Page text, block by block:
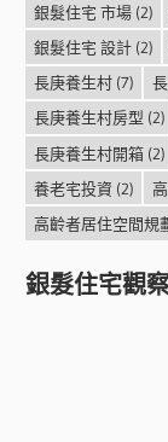
銀髮住宅 市場(2)
銀髮住宅 設計(2)
長庚養生村(7)
長庚養生村房型 (2)
長庚養生村開箱(2)
養老宅投資(2)
高齡者居住空間規
銀髮住宅觀